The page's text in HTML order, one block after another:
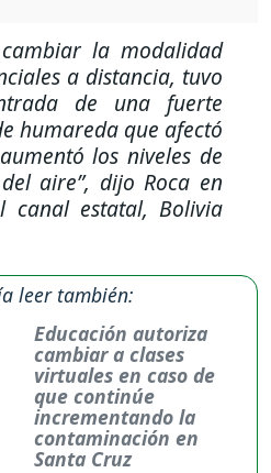
la modalidad
a distancia, tuvo
de una fuerte
humareda que afectó
los niveles de
aire”, dijo Roca en
canal estatal, Bolivia
leer también:
Educación autoriza
cambiar a clases
virtuales en caso de
que continúe
incrementando la
contaminación en
Santa Cruz